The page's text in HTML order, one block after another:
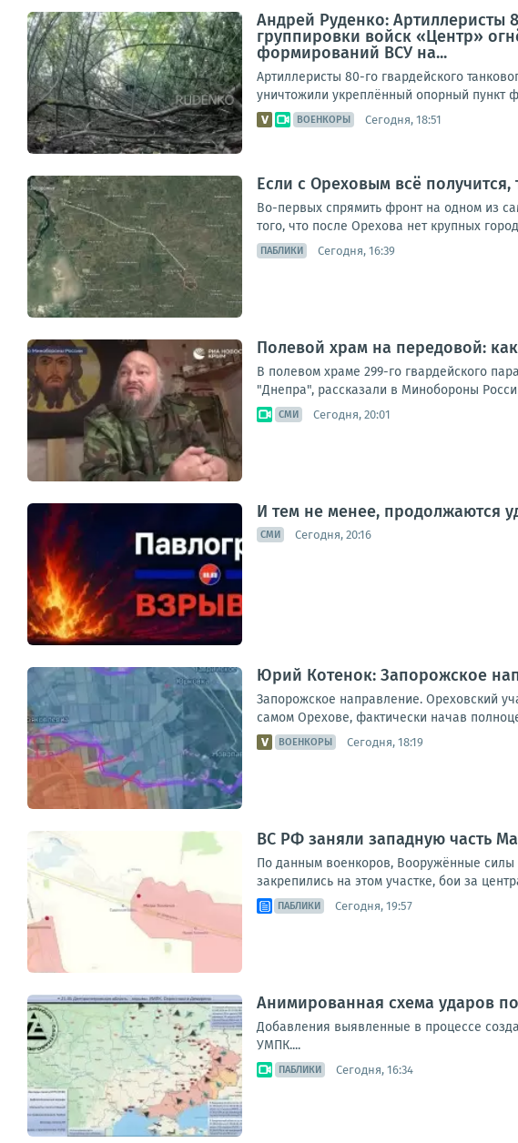
Андрей Руденко: Артиллеристы
группировки войск «Центр»
формирований ВСУ на...
Артиллеристы 80-го гвардейского
уничтожили укреплённый опорный пункт
ВОЕНКОРЫ Сегодня, 18:51
Если с Ореховым всё
Во-первых спрямить фронт на одном из
того, что после Орехова нет крупных
ПАБЛИКИ Сегодня, 16:39
Полевой храм на передовой:
В полевом храме 299-го гвардейского
"Днепра", рассказали в Минобороны
СМИ Сегодня, 20:01
И тем не менее, продолжаются
СМИ Сегодня, 20:16
Юрий Котенок: Запорожское
Запорожское направление. Ореховский
самом Орехове, фактически начав
ВОЕНКОРЫ Сегодня, 18:19
ВС РФ заняли западную часть
По данным военкоров, Вооружённые силы
закрепились на этом участке, бои за
ПАБЛИКИ Сегодня, 19:57
Анимированная схема ударов по
Добавления выявленные в процессе
УМПК....
ПАБЛИКИ Сегодня, 16:34